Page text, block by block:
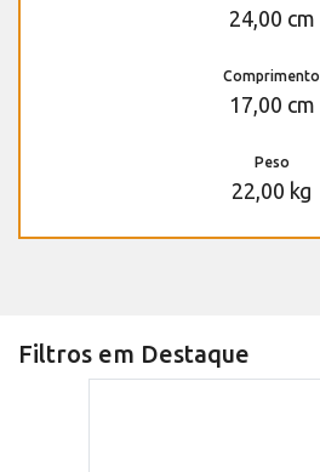
24,00 cm
Comprimento
17,00 cm
Peso
22,00 kg
Filtros em Destaque